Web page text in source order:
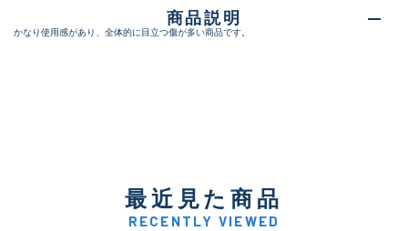
商品説明
かなり使用感があり、全体的に目立つ傷が多い商品です。
最近見た商品
RECENTLY VIEWED